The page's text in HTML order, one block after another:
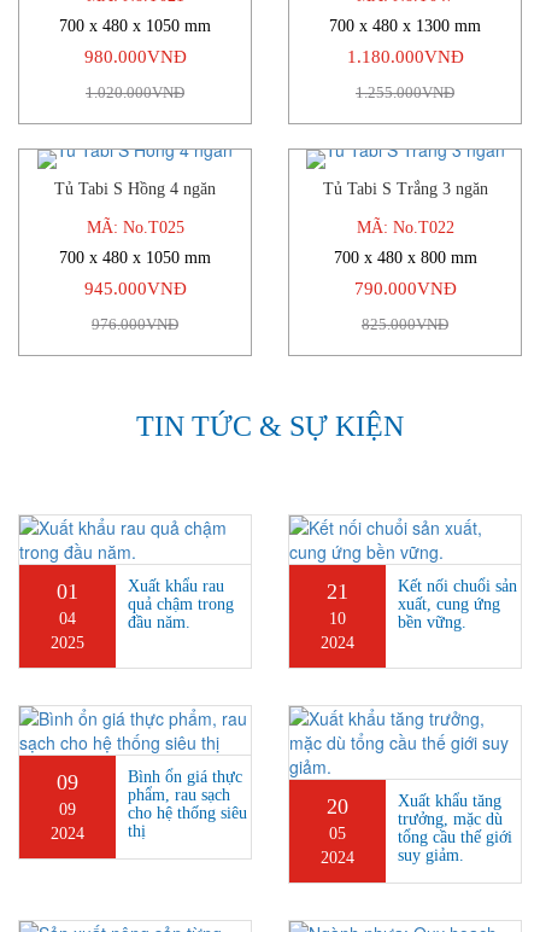
700 x 480 x 1050 mm
980.000VNĐ
1.020.000VNĐ
700 x 480 x 1300 mm
1.180.000VNĐ
1.255.000VNĐ
-3%
Tủ Tabi S Hồng 4 ngăn
MÃ: No.T025
700 x 480 x 1050 mm
945.000VNĐ
976.000VNĐ
-4%
Tủ Tabi S Trắng 3 ngăn
MÃ: No.T022
700 x 480 x 800 mm
790.000VNĐ
825.000VNĐ
TIN TỨC & SỰ KIỆN
01
04
2025
Xuất khẩu rau
quả chậm trong
đầu năm.
21
10
2024
Kết nối chuổi sản
xuất, cung ứng
bền vững.
09
09
2024
Bình ổn giá thực
phẩm, rau sạch
cho hệ thống siêu
thị
20
05
2024
Xuất khẩu tăng
trưởng, mặc dù
tổng cầu thế giới
suy giảm.